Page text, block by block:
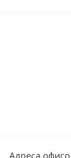
Адреса